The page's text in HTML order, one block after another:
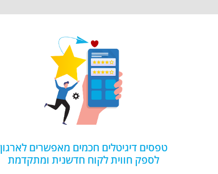
טפסים דיגיטלים חכמים מאפשרים לארגון
לספק חווית לקוח חדשנית ומתקדמת